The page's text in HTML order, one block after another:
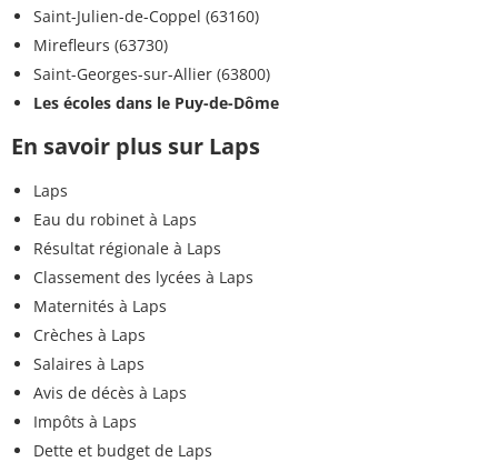
Saint-Julien-de-Coppel (63160)
Mirefleurs (63730)
Saint-Georges-sur-Allier (63800)
Les écoles dans le Puy-de-Dôme
En savoir plus sur Laps
Laps
Eau du robinet à Laps
Résultat régionale à Laps
Classement des lycées à Laps
Maternités à Laps
Crèches à Laps
Salaires à Laps
Avis de décès à Laps
Impôts à Laps
Dette et budget de Laps